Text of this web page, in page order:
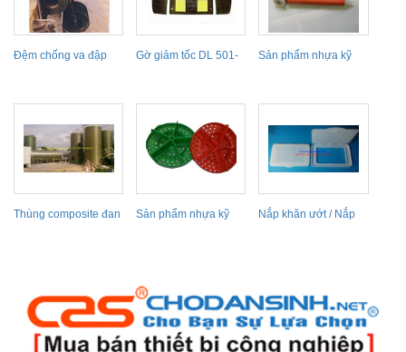
Đệm chống va đập
Gờ giảm tốc DL 501-
Sản phẩm nhựa kỹ
Thùng composite đan
Sản phẩm nhựa kỹ
Nắp khăn ướt / Nắp